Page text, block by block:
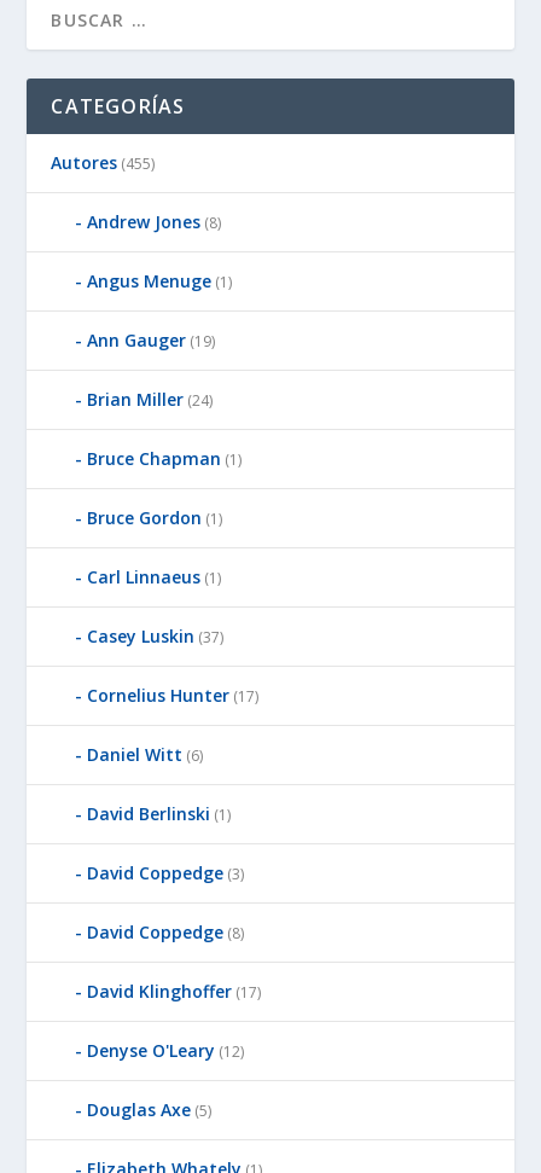
CATEGORÍAS
Autores (455)
Andrew Jones (8)
Angus Menuge (1)
Ann Gauger (19)
Brian Miller (24)
Bruce Chapman (1)
Bruce Gordon (1)
Carl Linnaeus (1)
Casey Luskin (37)
Cornelius Hunter (17)
Daniel Witt (6)
David Berlinski (1)
David Coppedge (3)
David Coppedge (8)
David Klinghoffer (17)
Denyse O'Leary (12)
Douglas Axe (5)
Elizabeth Whately